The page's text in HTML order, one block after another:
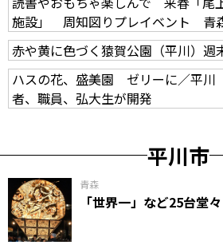
施設」 周知図りプレイベント 青
赤や黄に色づく猿賀公園（平川）週
ハスの花、盛美園 ゼリーに／平川
者、職員、弘大生が開発
平川市
青森
「世界一」など25台堂